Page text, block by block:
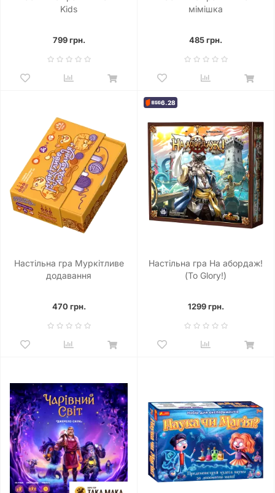
Kids
799 грн.
мімішка
485 грн.
Настільна гра Муркітливе
додавання
470 грн.
6.28
Настільна гра На абордаж!
(To Glory!)
1299 грн.